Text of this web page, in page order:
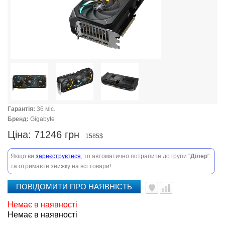
Гарантія: 36 міс.
Бренд: Gigabyte
Ціна: 71246 грн 1585$
Якщо ви зареєструєтеся, то автоматично потрапите до групи "Ділер"
та отримаєте знижку на всі товари!
ПОВІДОМИТИ ПРО НАЯВНІСТЬ
Немає в наявності
Немає в наявності